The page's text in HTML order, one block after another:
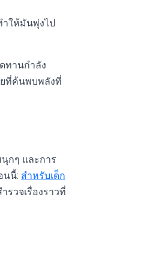
ให้มันพุ่งไป
ทานกำลัง
ที่ค้นพบพลังที่
นุกๆ และการ
นนี้: สำหรับเด็ก
ำรวจเรื่องราวที่